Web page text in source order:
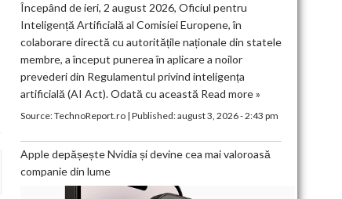
Începând de ieri, 2 august 2026, Oficiul pentru
Inteligență Artificială al Comisiei Europene, în
colaborare directă cu autoritățile naționale din statele
membre, a început punerea în aplicare a noilor
prevederi din Regulamentul privind inteligența
artificială (AI Act). Odată cu această Read more »
Source:TechnoReport.ro| Published:august 3, 2026 - 2:43 pm
Apple depășește Nvidia și devine cea mai valoroasă
companie din lume